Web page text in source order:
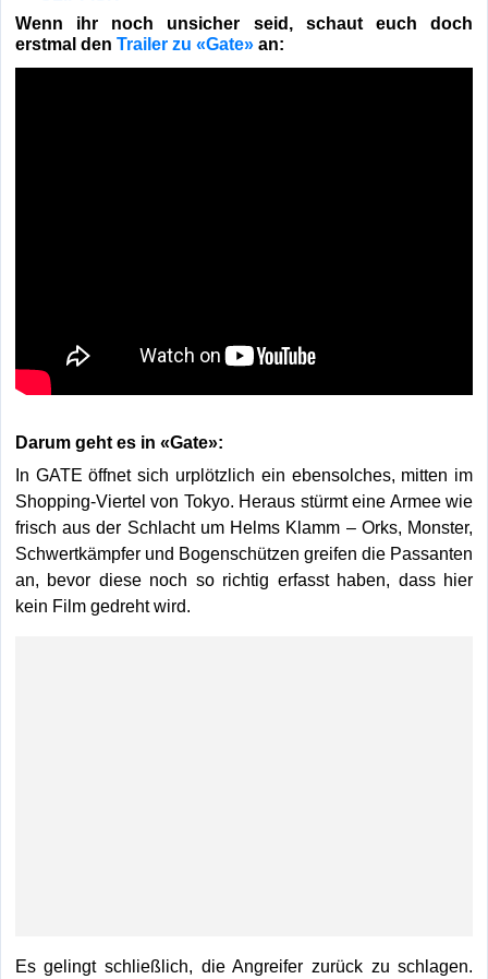
Wenn ihr noch unsicher seid, schaut euch doch
erstmal den Trailer zu «Gate»an:
Darum geht es in «Gate»:
In GATE öffnet sich urplötzlich ein ebensolches, mitten im
Shopping-Viertel von Tokyo. Heraus stürmt eine Armee wie
frisch aus der Schlacht um Helms Klamm – Orks, Monster,
Schwertkämpfer und Bogenschützen greifen die Passanten
an, bevor diese noch so richtig erfasst haben, dass hier
kein Film gedreht wird.
Es gelingt schließlich, die Angreifer zurück zu schlagen.